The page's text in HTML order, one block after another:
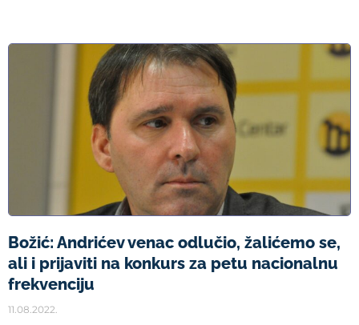
Božić: Andrićev venac odlučio, žalićemo se,
ali i prijaviti na konkurs za petu nacionalnu
frekvenciju
11.08.2022.